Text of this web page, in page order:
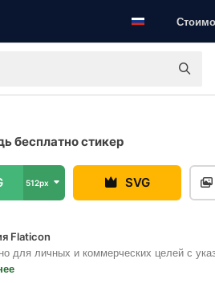
бесплатно стикер
512px SVG
Flaticon
для личных и коммерческих целей с